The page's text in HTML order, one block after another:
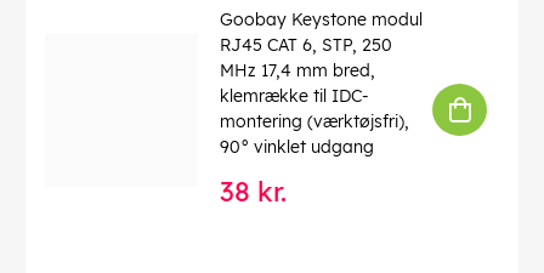
Inder leder materiale: CCA (kobberbeklædt aluminium)
Tilslutning, afskærmning: nej
Goobay Keystone modul
RJ45 CAT 6, STP, 250
MHz 17,4 mm bred,
klemrække til IDC-
montering (værktøjsfri),
90° vinklet udgang
38 kr.